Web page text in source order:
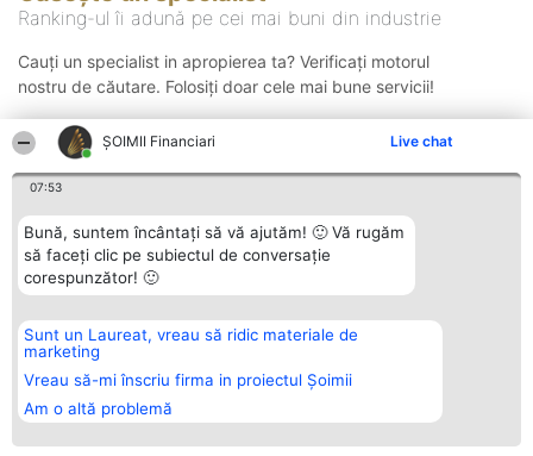
ȘOIMII Financiari Live chat
07:53
Bună, suntem încântați să vă ajutăm! 🙂 Vă rugăm
să faceți clic pe subiectul de conversație
corespunzător! 🙂
Sunt un Laureat, vreau să ridic materiale de
marketing
Vreau să-mi înscriu firma in proiectul Șoimii
Am o altă problemă
Ranking-ul îi adună pe cei mai buni din industrie
Cauți un specialist in apropierea ta? Verificați motorul
nostru de căutare. Folosiți doar cele mai bune servicii!
Organizator Ranking
BRIGHT SOLUTIONS BR SRL
Aleea Timisul De Sus 2 Bl. A30
Sc. A Et. 4 Ap. 13 Cod 061952
București
CUI 36737675
Plebiscyt
Lista Tuturor
Laureaților
Statut
Contact